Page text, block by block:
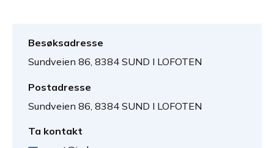
Besøksadresse
Sundveien 86, 8384 SUND I LOFOTEN
Postadresse
Sundveien 86, 8384 SUND I LOFOTEN
Ta kontakt